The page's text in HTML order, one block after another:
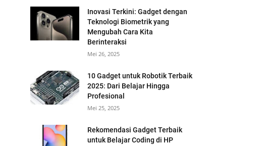
Inovasi Terkini: Gadget dengan
Teknologi Biometrik yang
Mengubah Cara Kita
Berinteraksi
Mei 26, 2025
10 Gadget untuk Robotik Terbaik
2025: Dari Belajar Hingga
Profesional
Mei 25, 2025
Rekomendasi Gadget Terbaik
untuk Belajar Coding di HP